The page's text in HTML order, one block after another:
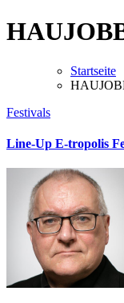
Startseite
Festivals
Line-Up E-tropolis